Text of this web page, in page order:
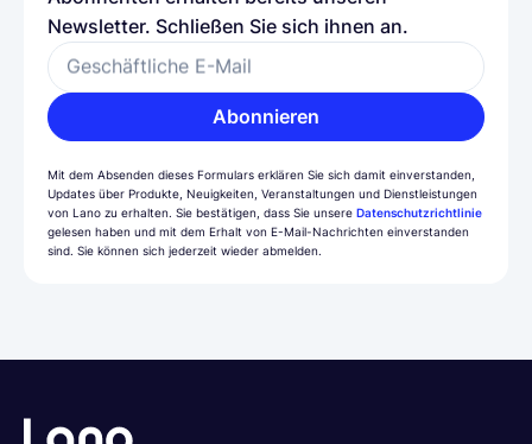
Newsletter. Schließen Sie sich ihnen an.
Geschäftliche E-Mail
Abonnieren
Mit dem Absenden dieses Formulars erklären Sie sich damit einverstanden,
Updates über Produkte, Neuigkeiten, Veranstaltungen und Dienstleistungen
von Lano zu erhalten. Sie bestätigen, dass Sie unsere Datenschutzrichtlinie
gelesen haben und mit dem Erhalt von E-Mail-Nachrichten einverstanden
sind. Sie können sich jederzeit wieder abmelden.